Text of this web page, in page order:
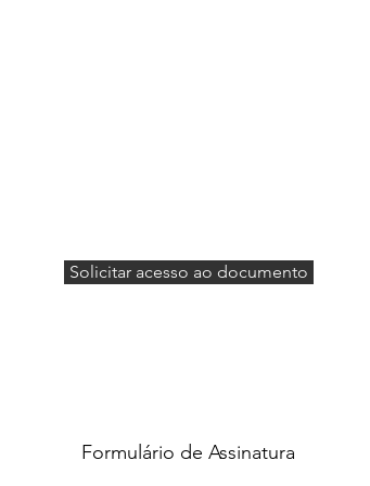
Solicitar acesso ao documento
Formulário de Assinatura